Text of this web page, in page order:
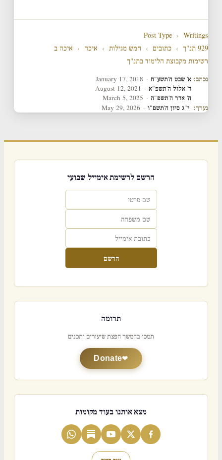
Post Type › Writings
929 תנ"ך
› כתובים › חמש מגילות › איכה ›
איכה ב
רשימות מקבוצת הלימוד בתנ"ך
נכתב: א' שבט ה'תשע"ח ·
January 17, 2018
ד' אלול ה'תשפ"א ·
August 12, 2021
ה' אדר ה'תשפ"ה ·
March 5, 2025
נערך: י"ג סיון ה'תשפ"ו ·
May 29, 2026
הרשם לרשימת אימייל שבועי
הרשם
תרומה
תמכו בהמשך הפצת שיעורים ותכנים
Donate
מצא אותנו בעוד מקומות